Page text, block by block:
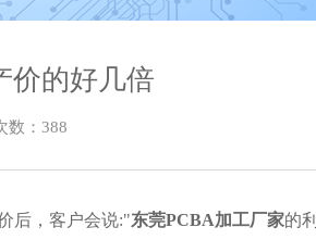
价的好几倍
： 388
后，客户会说:"东莞PCBA加工厂家的